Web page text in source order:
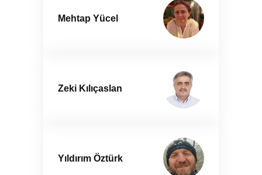
Mehtap Yücel
Zeki Kılıçaslan
Yıldırım Öztürk